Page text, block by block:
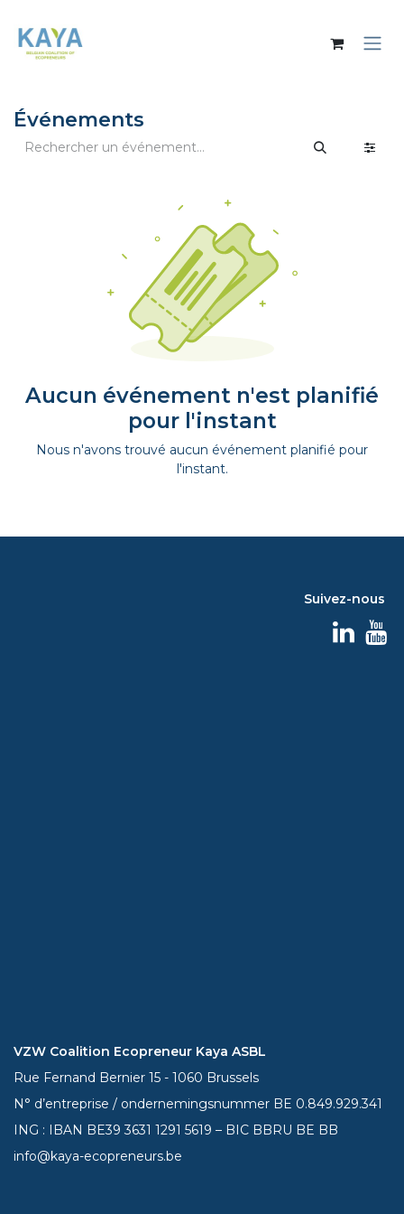
Événements
Aucun événement n'est planifié
pour l'instant
Nous n'avons trouvé aucun événement planifié pour
l'instant.
Suivez-nous
VZW Coalition Ecopreneur Kaya ASBL
Rue Fernand Bernier 15 - 1060 Brussels
N° d’entreprise / ondernemingsnummer BE 0.849.929.341
ING : IBAN BE393631 1291 5619 – BIC BBRU BE BB
info@kaya-ecopreneurs.be